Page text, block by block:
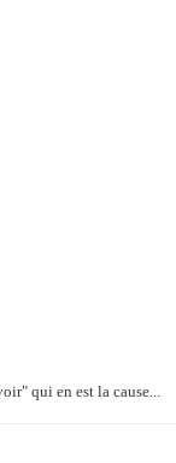
qui en est la cause...